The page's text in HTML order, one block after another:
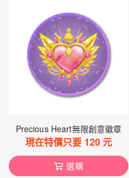
Precious Heart無限創意徽章
現在特價只要 120 元
選購